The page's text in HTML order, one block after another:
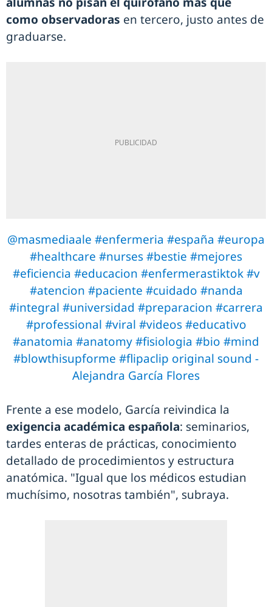
como observadoras en tercero, justo antes de
graduarse.
@masmediaale #enfermeria #españa #europa
#healthcare #nurses#bestie #mejores
#eficiencia #educacion #enfermerastiktok #v
#atencion #paciente #cuidado #nanda
#integral #universidad #preparacion #carrera
#professional #viral #videos #educativo
#anatomia #anatomy#fisiologia #bio #mind
#blowthisupforme #flipaclip original sound -
Alejandra García Flores
Frente a ese modelo, García reivindica la
exigencia académica española: seminarios,
tardes enteras de prácticas, conocimiento
detallado de procedimientos y estructura
anatómica. "Igual que los médicos estudian
muchísimo, nosotras también", subraya.